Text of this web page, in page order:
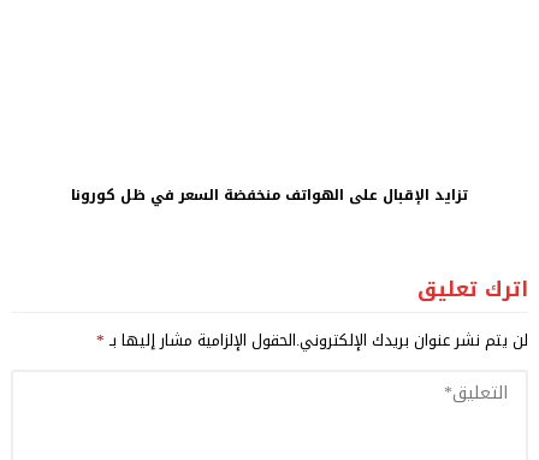
تزايد الإقبال على الهواتف منخفضة السعر في ظل كورونا
اترك تعليق
لن يتم نشر عنوان بريدك الإلكتروني.الحقول الإلزامية مشار إليها بـ*